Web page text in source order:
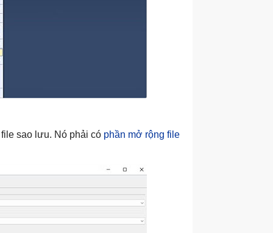
sao lưu. Nó phải có phần mở rộng file